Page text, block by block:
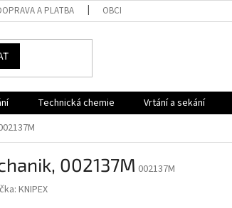
A PLATBA OBCHODNÍ PODMÍNKY
Technická chemie Vrtání a sekání
002137M 002137M
KNIPEX